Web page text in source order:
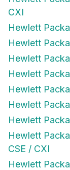
CXI
Hewlett
Hewlett
Hewlett
Hewlett
Hewlett
Hewlett
Hewlett
Hewlett
CSE / CXI
Hewlett